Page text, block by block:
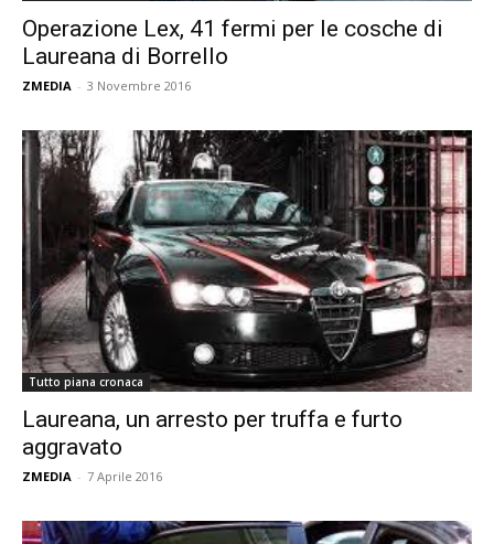
Operazione Lex, 41 fermi per le cosche di
Laureana di Borrello
ZMEDIA - 3 Novembre 2016
Tutto piana cronaca
Laureana, un arresto per truffa e furto
aggravato
ZMEDIA - 7 Aprile 2016